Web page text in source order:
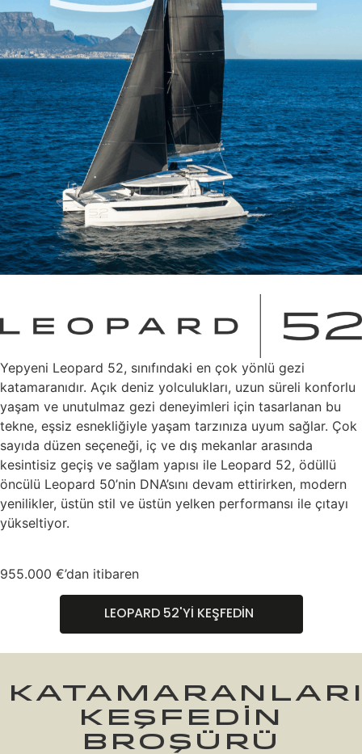
Yepyeni Leopard 52, sınıfındaki en çok yönlü gezi
katamaranıdır. Açık deniz yolculukları, uzun süreli konforlu
yaşam ve unutulmaz gezi deneyimleri için tasarlanan bu
tekne, eşsiz esnekliğiyle yaşam tarzınıza uyum sağlar. Çok
sayıda düzen seçeneği, iç ve dış mekanlar arasında
kesintisiz geçiş ve sağlam yapısı ile Leopard 52, ödüllü
öncülü Leopard 50’nin DNA’sını devam ettirirken, modern
yenilikler, üstün stil ve üstün yelken performansı ile çıtayı
yükseltiyor.
955.000 €’dan itibaren
LEOPARD 52'Yİ KEŞFEDİN
KEŞFEDİN
BROŞÜRÜ